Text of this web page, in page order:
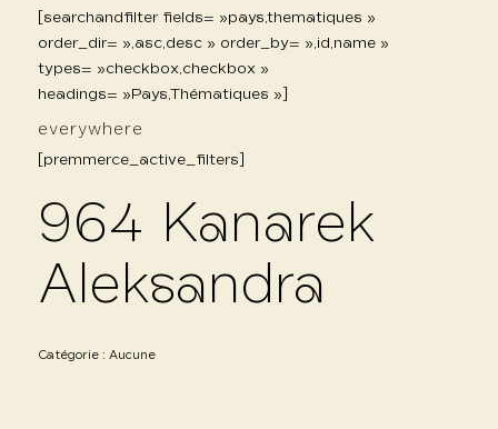
[searchandfilter fields= »pays,thematiques »
order_dir= »,asc,desc » order_by= »,id,name »
types= »checkbox,checkbox »
headings= »Pays,Thématiques »]
everywhere
[premmerce_active_filters]
964 Kanarek
Aleksandra
Catégorie : Aucune